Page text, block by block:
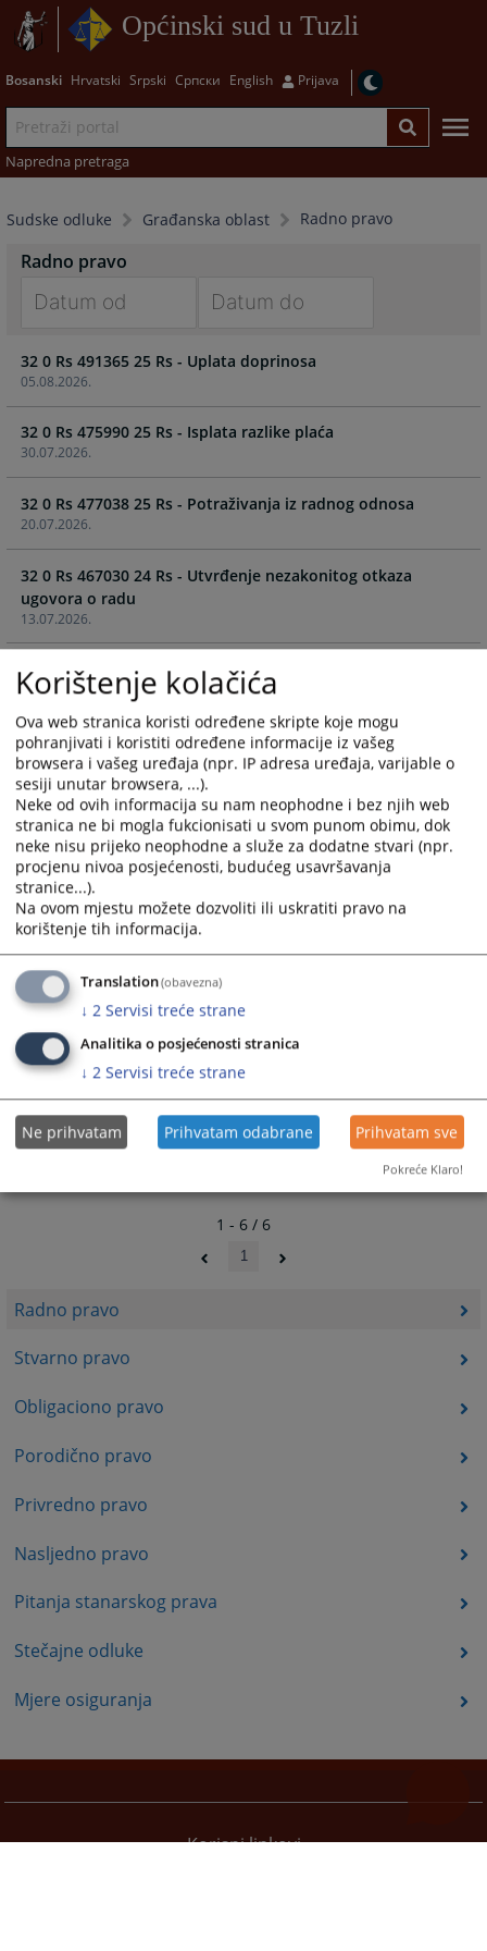
Općinski sud u Tuzli
Bosanski Hrvatski Srpski Српски English Prijava
Napredna pretraga
Sudske odluke Građanska oblast Radno pravo
Radno pravo
Stvarno pravo
Obligaciono pravo
Porodično pravo
Privredno pravo
Nasljedno pravo
Pitanja stanarskog prava
Stečajne odluke
Mjere osiguranja
Radno pravo
forward
to
interact
with
the
calendar
and
select
a
date.
Press
the
question
mark
key
to
get
the
keyboard
shortcuts
for
changing
dates.
forward
interact
with
calendar
and
a
date.
question
mark
key
to
get
the
keyboard
shortcuts
for
changing
05.08.2026.
32 0 Rs 491365 25 Rs - Uplata doprinosa
30.07.2026.
32 0 Rs 475990 25 Rs - Isplata razlike plaća
20.07.2026.
32 0 Rs 477038 25 Rs - Potraživanja iz radnog odnosa
13.07.2026.
32 0 Rs 467030 24 Rs - Utvrđenje nezakonitog otkaza
ugovora o radu
06.07.2026.
32 0 Rs 466329 24 Rs - Utvrđenje povrede prava
reprezentativnog sindikata
10.06.2026.
32 0 Rs 477023 25 Rs - Utvrđivanje nezakonitog otkaza
ugovora o radu
1 - 6 / 6
1
Korisni linkovi
Korištenje kolačića
Ova web stranica koristi određene skripte koje mogu
pohranjivati i koristiti određene informacije iz vašeg
browsera i vašeg uređaja (npr. IP adresa uređaja, varijable o
sesiji unutar browsera, ...).
Neke od ovih informacija su nam neophodne i bez njih web
stranica ne bi mogla fukcionisati u svom punom obimu, dok
neke nisu prijeko neophodne a služe za dodatne stvari (npr.
procjenu nivoa posjećenosti, budućeg usavršavanja
stranice...).
Na ovom mjestu možete dozvoliti ili uskratiti pravo na
korištenje tih informacija.
Translation(obavezna)
↓ 2 Servisi treće strane
Analitika o posjećenosti stranica
↓ 2 Servisi treće strane
Ne prihvatam Prihvatam odabrane Prihvatam sve
Pokreće Klaro!